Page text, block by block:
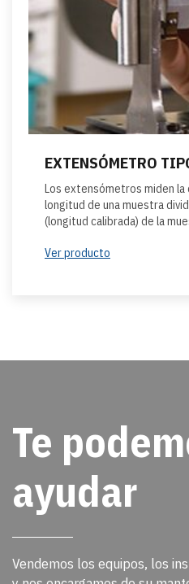
EXTENSÓMETRO
Los extensómetros miden
longitud de una muestra
(longitud calibrada) de la
Ver producto
Te
ayudar
Vendemos los equipos, los